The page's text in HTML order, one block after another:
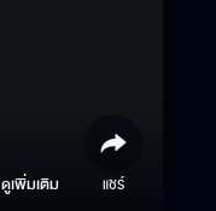
ดูเพิ่มเติม แชร์